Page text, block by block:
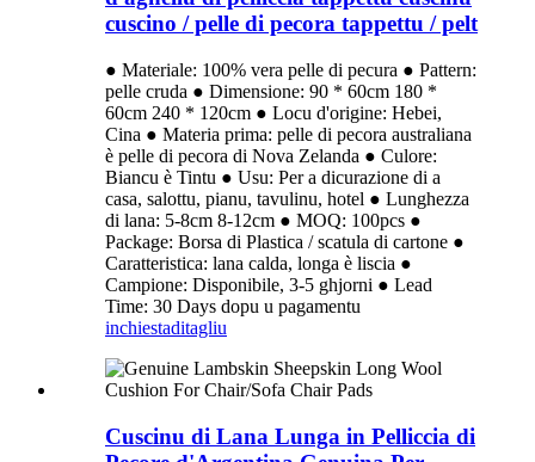
cuscino / pelle di pecora tappettu / pelt
● Materiale: 100% vera pelle di pecura ● Pattern:
pelle cruda ● Dimensione: 90 * 60cm 180 *
60cm 240 * 120cm ● Locu d'origine: Hebei,
Cina ● Materia prima: pelle di pecora australiana
è pelle di pecora di Nova Zelanda ● Culore:
Biancu è Tintu ● Usu: Per a dicurazione di a
casa, salottu, pianu, tavulinu, hotel ● Lunghezza
di lana: 5-8cm 8-12cm ● MOQ: 100pcs ●
Package: Borsa di Plastica / scatula di cartone ●
Caratteristica: lana calda, longa è liscia ●
Campione: Disponibile, 3-5 ghjorni ● Lead
Time: 30 Days dopu u pagamentu
inchiestaditagliu
Cuscinu di Lana Lunga in Pelliccia di